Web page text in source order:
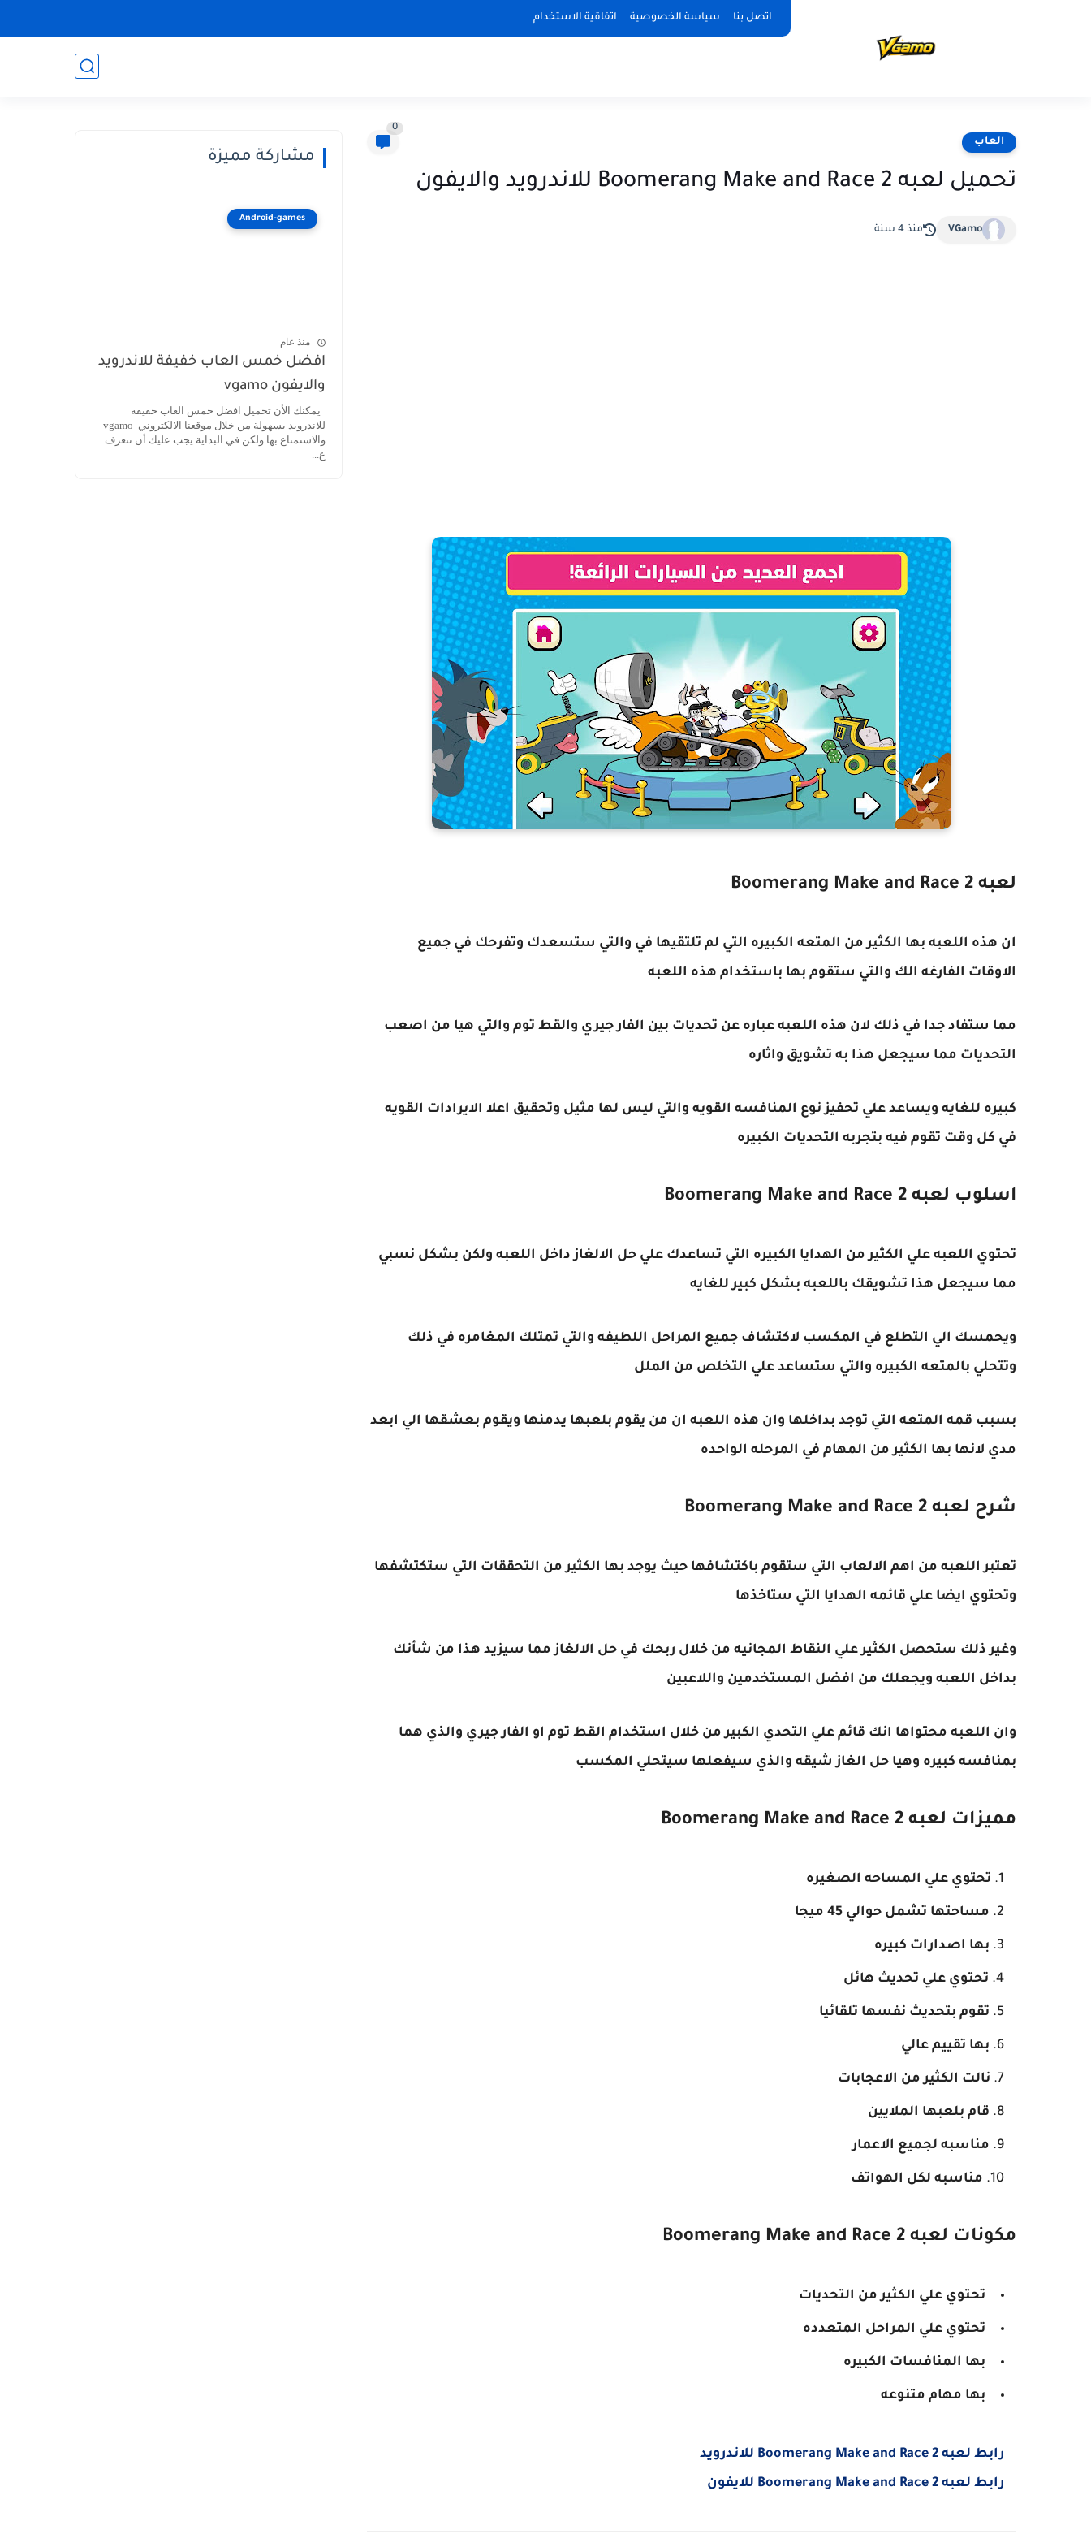
اتصل بنا سياسة الخصوصية اتفاقية الاستخدام
العاب
0
تحميل لعبه Boomerang Make and Race 2 للاندرويد والايفون
VGamo منذ 4 سنة
لعبه Boomerang Make and Race 2
ان هذه اللعبه بها الكثير من المتعه الكبيره التي لم تلتقيها في والتي ستسعدك وتفرحك في جميع
الاوقات الفارغه الك والتي ستقوم بها باستخدام هذه اللعبه
مما ستفاد جدا في ذلك لان هذه اللعبه عباره عن تحديات بين الفار جيري والقط توم والتي هيا من اصعب
التحديات مما سيجعل هذا به تشويق واثاره
كبيره للغايه ويساعد علي تحفيز نوع المنافسه القويه والتي ليس لها مثيل وتحقيق اعلا الايرادات القويه
في كل وقت تقوم فيه بتجربه التحديات الكبيره
اسلوب لعبه Boomerang Make and Race 2
تحتوي اللعبه علي الكثير من الهدايا الكبيره التي تساعدك علي حل الالغاز داخل اللعبه ولكن بشكل نسبي
مما سيجعل هذا تشويقك باللعبه بشكل كبير للغايه
ويحمسك الي التطلع في المكسب لاكتشاف جميع المراحل اللطيفه والتي تمتلك المغامره في ذلك
وتتحلي بالمتعه الكبيره والتي ستساعد علي التخلص من الملل
بسبب قمه المتعه التي توجد بداخلها وان هذه اللعبه ان من يقوم بلعبها يدمنها ويقوم بعشقها الي ابعد
مدي لانها بها الكثير من المهام في المرحله الواحده
شرح لعبه Boomerang Make and Race 2
تعتبر اللعبه من اهم الالعاب التي ستقوم باكتشافها حيث يوجد بها الكثير من التحققات التي ستكتشفها
وتحتوي ايضا علي قائمه الهدايا التي ستاخذها
وغير ذلك ستحصل الكثير علي النقاط المجانيه من خلال ربحك في حل الالغاز مما سيزيد هذا من شأنك
بداخل اللعبه ويجعلك من افضل المستخدمين واللاعبين
وان اللعبه محتواها انك قائم علي التحدي الكبير من خلال استخدام القط توم او الفار جيري والذي هما
بمنافسه كبيره وهيا حل الغاز شيقه والذي سيفعلها سيتحلي المكسب
مميزات لعبه Boomerang Make and Race 2
تحتوي علي المساحه الصغيره
مساحتها تشمل حوالي 45 ميجا
بها اصدارات كبيره
تحتوي علي تحديث هائل
تقوم بتحديث نفسها تلقائيا
بها تقييم عالي
نالت الكثير من الاعجابات
قام بلعبها الملايين
مناسبه لجميع الاعمار
مناسبه لكل الهواتف
مكونات لعبه Boomerang Make and Race 2
تحتوي علي الكثير من التحديات
تحتوي علي المراحل المتعدده
بها المنافسات الكبيره
بها مهام متنوعه
رابط لعبه Boomerang Make and Race 2 للاندرويد
رابط لعبه Boomerang Make and Race 2 للايفون
مشاركة مميزة
Android-games
منذ عام
افضل خمس العاب خفيفة للاندرويد
والايفون vgamo
يمكنك الأن تحميل افضل خمس العاب خفيفة
للاندرويد بسهولة من خلال موقعنا الالكتروني vgamo
والاستمتاع بها ولكن في البداية يجب عليك أن تتعرف
ع...